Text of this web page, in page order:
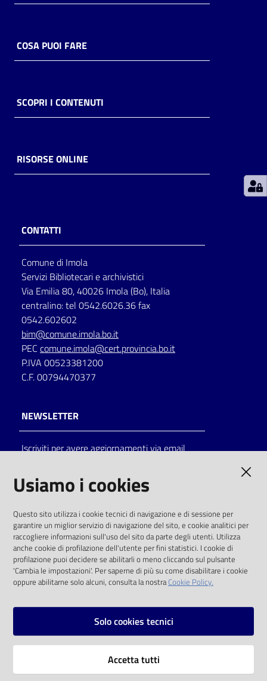
Casa
Piani
Archivio
storico
Patto
Seguici
su
Catalogo
on line
Eventi
Chiedi al
bibliotecario
Avvisi
Orari
COSA PUOI FARE
SCOPRI I CONTENUTI
RISORSE ONLINE
CONTATTI
Comune di Imola
Servizi Bibliotecari e archivistici
Via Emilia 80, 40026 Imola (Bo), Italia
centralino: tel 0542.6026.36 fax
0542.602602
bim@comune.imola.bo.it
PEC comune.imola@cert.provincia.bo.it
P.IVA 00523381200
C.F. 00794470377
NEWSLETTER
Iscriviti per avere aggiornamenti via email
solo alle condizioni previste dalla direttiva
comunitaria 2003/98/CE e dal d.lgs. 36/2006
SOCIAL
Instagram
Vai alla pagina
Usiamo i cookies
Questo sito utilizza i cookie tecnici di navigazione e di sessione per
garantire un miglior servizio di navigazione del sito, e cookie analitici per
raccogliere informazioni sull'uso del sito da parte degli utenti. Utilizza
anche cookie di profilazione dell'utente per fini statistici. I cookie di
profilazione puoi decidere se abilitarli o meno cliccando sul pulsante
'Cambia le impostazioni'. Per saperne di più su come disabilitare i cookie
oppure abilitarne solo alcuni, consulta la nostraCookie Policy.
Solo cookies tecnici
Accetta tutti